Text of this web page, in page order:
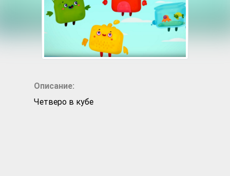
Описание:
Четверо в кубе